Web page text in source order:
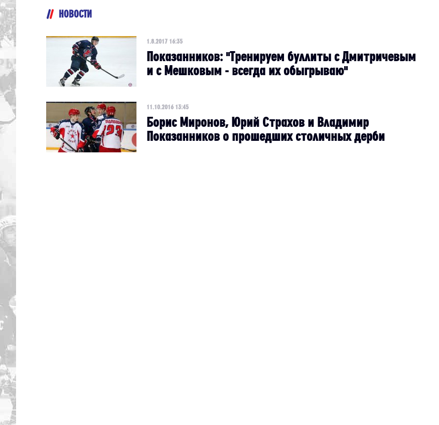
НОВОСТИ
1.8.2017 16:35
Показанников: "Тренируем буллиты с Дмитричевым
и с Мешковым - всегда их обыгрываю"
11.10.2016 13:45
Борис Миронов, Юрий Страхов и Владимир
Показанников о прошедших столичных дерби